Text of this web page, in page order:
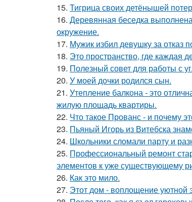
15. Тигрица своих детёнышей
16. Деревянная беседка
окружение.
17. Мужик избил девушку за отказ
18. Это пространство, где каждая
19. Полезный совет для работы с
20. У моей дочки родился сын.
21. Утепление балкона - это
жилую площадь квартиры.
22. Что такое Прованс - и почему
23. Пьяный Игорь из Витебска
24. Школьники сломали парту и
25. Профессиональный ремонт
элементов к уже существующему
26. Как это мило.
27. Этот дом - воплощение уютной